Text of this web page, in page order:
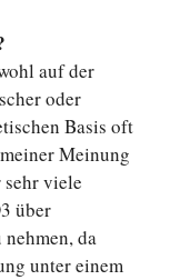
auf der
oder
Basis oft
Meinung
viele
über
da
unter einem